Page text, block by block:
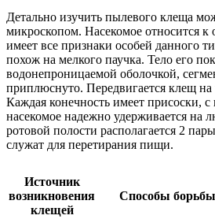
Детально изучить пылевого клеща
микроскопом. Насекомое относится к
имеет все признаки особей данного
похож на мелкого паучка. Тело его
водонепроницаемой оболочкой,
приплюснуто. Передвигается клещ на
Каждая конечность имеет присоски,
насекомое надежно удерживается на
ротовой полости располагается 2
служат для перетирания пищи.
Источник
возникновения
клещей
Способы борьбы